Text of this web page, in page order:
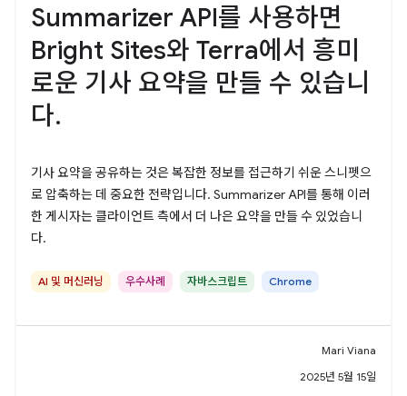
Summarizer API를 사용하면
Bright Sites와 Terra에서 흥미
로운 기사 요약을 만들 수 있습니
다.
기사 요약을 공유하는 것은 복잡한 정보를 접근하기 쉬운 스니펫으
로 압축하는 데 중요한 전략입니다. Summarizer API를 통해 이러
한 게시자는 클라이언트 측에서 더 나은 요약을 만들 수 있었습니
다.
AI 및 머신러닝 우수사례 자바스크립트 Chrome
Mari Viana
2025년 5월 15일